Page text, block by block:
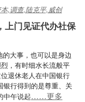
,调查,陆克平,威创
上门见证代办社保
大事，也可以是身边
，有时细水长流般平
退休老人在中国银行
银行得到的是尊重、关
中午说起……更多